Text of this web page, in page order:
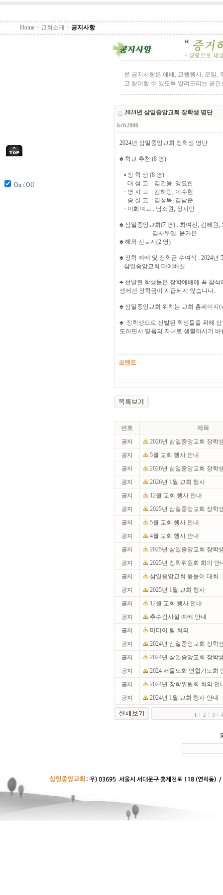
On / Off
Home > 교회소개 > 공지사항
본 공지사항은 예배, 교행행사, 모임,
고 참여할 수 있도록 알려드리는 공
2024년 삼일중앙교회 장학생 명단
kch2006
2024년 삼일중앙교회 장학생 명단
♣ 학교 추천 (8 명)
▪ 장 학 생 (8 명)
· 대 성 고 : 김건용, 양요한
· 명 지 고 : 김하랑, 이수현
· 숭 실 고 : 김성목, 김남준
· 이화여고 : 남소원, 정지민
♣ 삼일중앙교회(7 명) : 최여진, 김혜원,
김사무엘, 윤가은
♣ 해외 선교지(2 명)
♣ 장학 예배 및 장학금 수여식 : 2024년
삼일중앙교회 대예배실
♣ 선발된 학생들은 장학예배에 꼭 참
생에겐 장학금이 지급되지 않습니다.
♣ 삼일중앙교회 위치는 교회 홈페이지
♣ 장학생으로 선발된 학생들을 위해
도하면서 믿음의 자녀로 생활하시기 바
코멘트
번호 제목
공지 2026년 삼일중앙교회 장학
공지 5월 교회 행사 안내
공지 2026년 삼일중앙교회 장학
공지 2026년 1월 교회 행사
공지 12월 교회 행사 안내
공지 2025년 삼일중앙교회 장학
공지 5월 교회 행사 안내
공지 4월 교회 행사 안내
공지 2025년 삼일중앙교회 장학
공지 2025년 장학위원회 회의 안
공지 삼일중앙교회 윷놀이 대회
공지 2025년 1월 교회 행사
공지 12월 교회 행사 안내
공지 추수감사절 예배 안내
공지 미디어 팀 회의
공지 2024년 삼일중앙교회 장학
공지 2024년 삼일중앙교회 장학
공지 2024 서울노회 연합기도회
공지 2024년 장학위원회 회의 안
공지 2024년 1월 교회 행사 안내
1 2 3